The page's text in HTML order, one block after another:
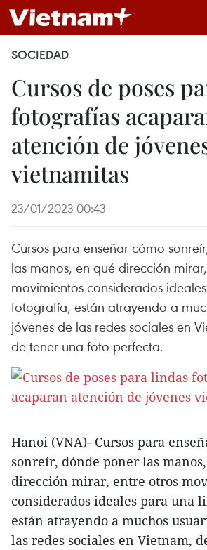
SOCIEDAD
Cursos de poses
fotografías
atención de
vietnamitas
23/01/2023 00:43
Cursos para enseñar cómo
las manos, en qué dirección
movimientos considerados
fotografía, están atrayendo a
jóvenes de las redes sociales en
de tener una foto perfecta.
Hanoi (VNA)- Cursos para
sonreír, dónde poner las
dirección mirar, entre otros
considerados ideales para una
están atrayendo a muchos
las redes sociales en Vietnam,